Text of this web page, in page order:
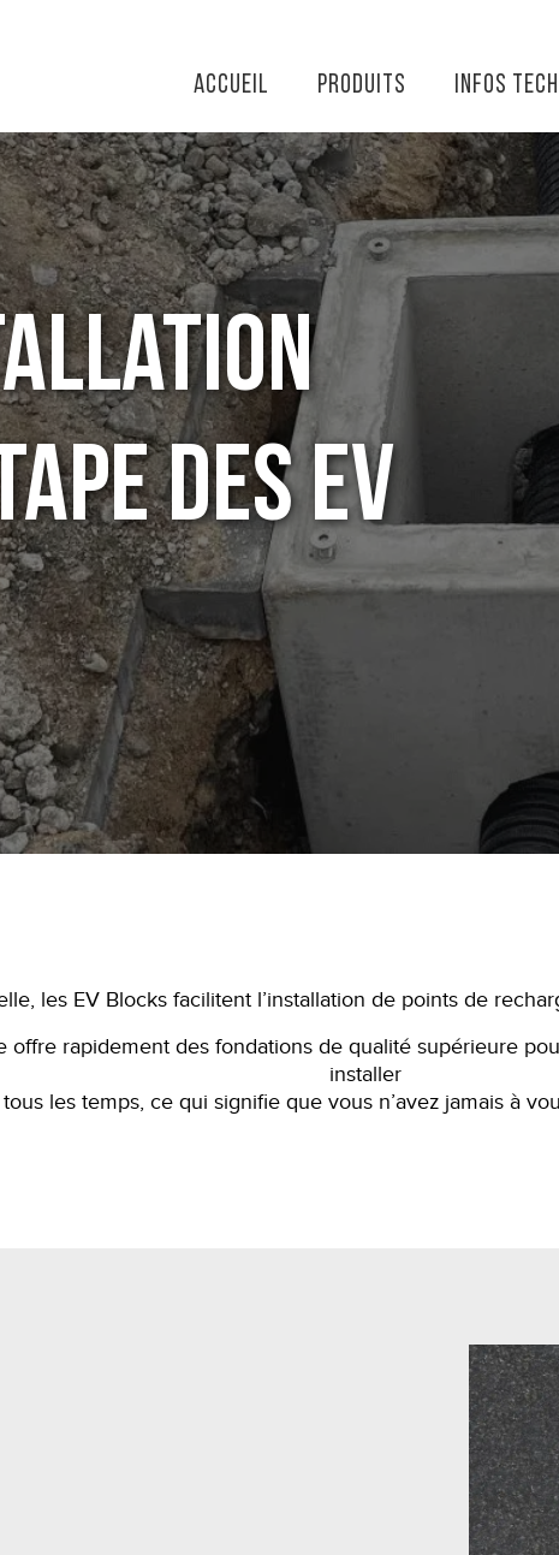
Accueil Produits Infos
des EV
les EV Blocks facilitent l’installation de points de
offre rapidement des fondations de qualité supérieure
installer
les temps, ce qui signifie que vous n’avez jamais à